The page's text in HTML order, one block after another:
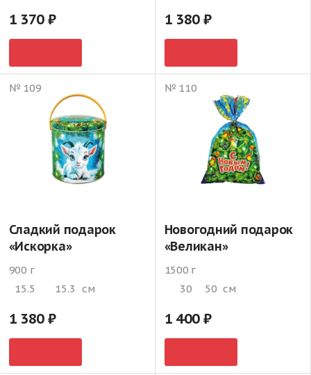
1 370 1 380
№ 109
Сладкий подарок
«Искорка»
900 г
15.5
15.3 см
1 380
№ 110
Новогодний подарок
«Великан»
1500 г
30
50 см
1 400